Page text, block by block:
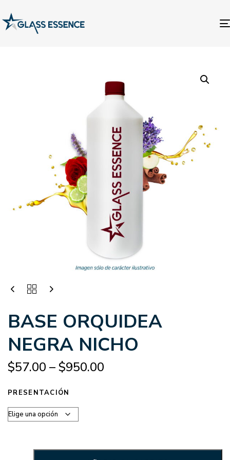
BASE ORQUIDEA
NEGRA NICHO
$57.00 –$950.00
PRESENTACIÓN